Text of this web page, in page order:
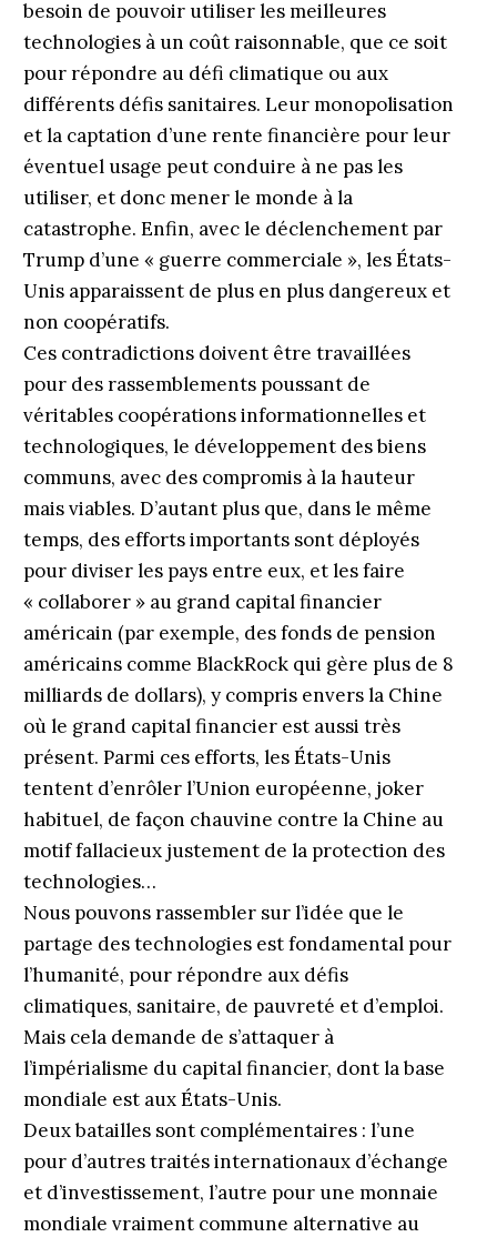
besoin de pouvoir utiliser les meilleures
technologies à un coût raisonnable, que ce soit
pour répondre au défi climatique ou aux
différents défis sanitaires. Leur monopolisation
et la captation d’une rente financière pour leur
éventuel usage peut conduire à ne pas les
utiliser, et donc mener le monde à la
catastrophe. Enfin, avec le déclenchement par
Trump d’une « guerre commerciale », les États-
Unis apparaissent de plus en plus dangereux et
non coopératifs.
Ces contradictions doivent être travaillées
pour des rassemblements poussant de
véritables coopérations informationnelles et
technologiques, le développement des biens
communs, avec des compromis à la hauteur
mais viables. D’autant plus que, dans le même
temps, des efforts importants sont déployés
pour diviser les pays entre eux, et les faire
« collaborer » au grand capital financier
américain (par exemple, des fonds de pension
américains comme BlackRock qui gère plus de 8
milliards de dollars), y compris envers la Chine
où le grand capital financier est aussi très
présent. Parmi ces efforts, les États-Unis
tentent d’enrôler l’Union européenne, joker
habituel, de façon chauvine contre la Chine au
motif fallacieux justement de la protection des
technologies…
Nous pouvons rassembler sur l’idée que le
partage des technologies est fondamental pour
l’humanité, pour répondre aux défis
climatiques, sanitaire, de pauvreté et d’emploi.
Mais cela demande de s’attaquer à
l’impérialisme du capital financier, dont la base
mondiale est aux États-Unis.
Deux batailles sont complémentaires : l’une
pour d’autres traités internationaux d’échange
et d’investissement, l’autre pour une monnaie
mondiale vraiment commune alternative au